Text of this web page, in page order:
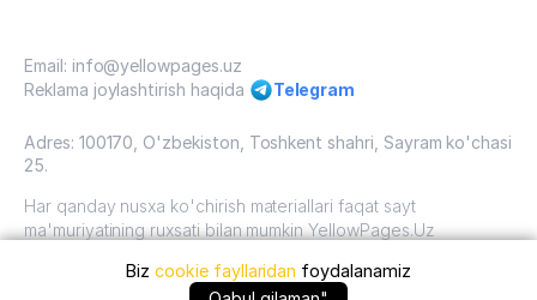
Email: info@yellowpages.uz
Reklama joylashtirish haqida
Telegram
Adres: 100170, O'zbekiston, Toshkent shahri, Sayram ko'chasi
25.
Har qanday nusxa ko'chirish materiallari faqat sayt
ma'muriyatining ruxsati bilan mumkin YellowPages.Uz
O'zbekiston, 2009 - 2026 / O'zbekiston "sariq
Bizcookie fayllaridan foydalanamiz